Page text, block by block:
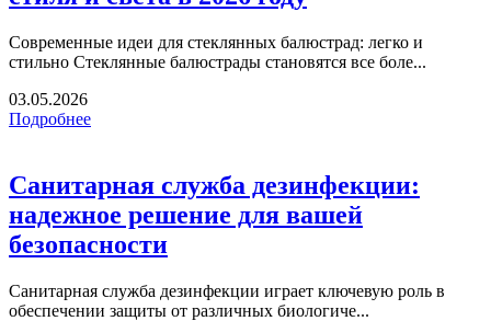
Современные идеи для стеклянных балюстрад: легко и
стильно Стеклянные балюстрады становятся все боле...
03.05.2026
Подробнее
Санитарная служба дезинфекции:
надежное решение для вашей
безопасности
Санитарная служба дезинфекции играет ключевую роль в
обеспечении защиты от различных биологиче...